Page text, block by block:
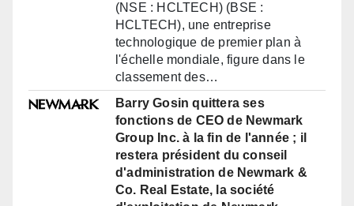
(NSE : HCLTECH) (BSE :
HCLTECH), une entreprise
technologique de premier plan à
l'échelle mondiale, figure dans le
classement des…
Barry Gosin quittera ses
fonctions de CEO de Newmark
Group Inc. à la fin de l'année ; il
restera président du conseil
d'administration de Newmark &
Co. Real Estate, la société